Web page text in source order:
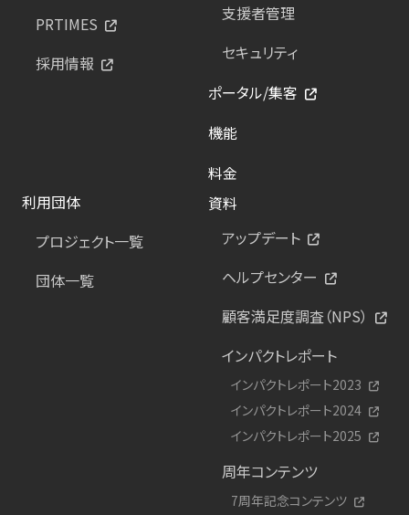
PRTIMES
採用情報
支援者管理
セキュリティ
ポータル/集客
機能
料金
利用団体
プロジェクト一覧
団体一覧
資料
アップデート
ヘルプセンター
顧客満足度調査（NPS）
インパクトレポート
インパクトレポート2023
インパクトレポート2024
インパクトレポート2025
周年コンテンツ
7周年記念コンテンツ